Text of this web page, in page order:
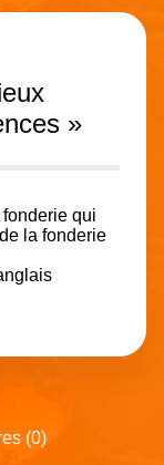
»
qui
la fonderie
(0)